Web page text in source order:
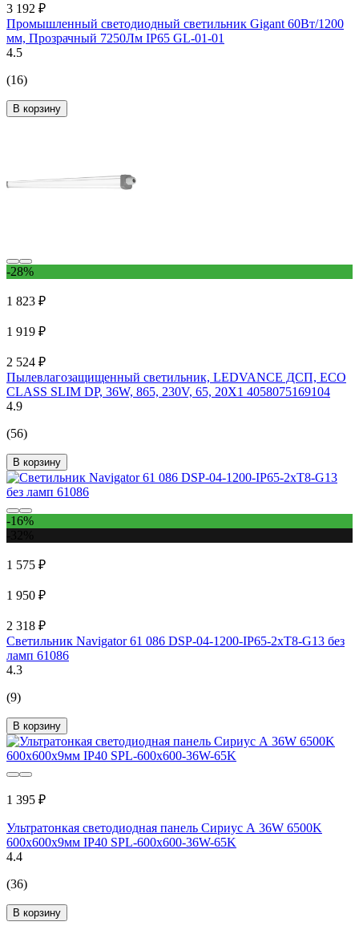
3 192 ₽
Промышленный светодиодный светильник Gigant 60Вт/1200
мм, Прозрачный 7250Лм IP65 GL-01-01
4.5
(16)
В корзину
-28%
1 823 ₽
1 919 ₽
2 524 ₽
Пылевлагозащищенный светильник, LEDVANCE ДСП, ECO
CLASS SLIM DP, 36W, 865, 230V, 65, 20X1 4058075169104
4.9
(56)
В корзину
-16%
1 575 ₽
1 950 ₽
2 318 ₽
Светильник Navigator 61 086 DSP-04-1200-IP65-2хT8-G13 без
ламп 61086
4.3
(9)
В корзину
1 395 ₽
Ультратонкая светодиодная панель Сириус А 36W 6500K
600х600х9мм IP40 SPL-600x600-36W-65K
4.4
(36)
В корзину